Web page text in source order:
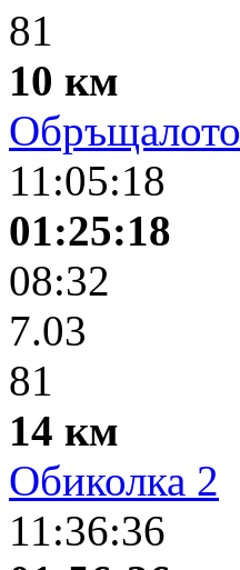
81
10 км
Обръщалото
11:05:18
01:25:18
08:32
7.03
81
14 км
Обиколка 2
11:36:36